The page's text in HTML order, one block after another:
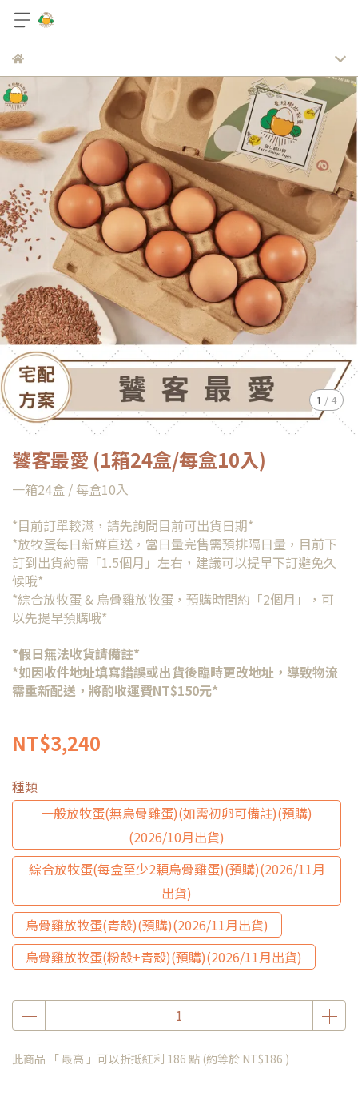
1 / 4
饕客最愛 (1箱24盒/每盒10入)
一箱24盒 / 每盒10入
*目前訂單較滿，請先詢問目前可出貨日期*
*放牧蛋每日新鮮直送，當日量完售需預排隔日量，目前下
訂到出貨約需「1.5個月」左右，建議可以提早下訂避免久
候哦*
*綜合放牧蛋 & 烏骨雞放牧蛋，預購時間約「2個月」，可
以先提早預購哦*
*假日無法收貨請備註*
*如因收件地址填寫錯誤或出貨後臨時更改地址，導致物流
需重新配送，將酌收運費NT$150元*
NT$3,240
種類
一般放牧蛋(無烏骨雞蛋)(如需初卵可備註)(預購)
(2026/10月出貨)
綜合放牧蛋(每盒至少2顆烏骨雞蛋)(預購)(2026/11月
出貨)
烏骨雞放牧蛋(青殼)(預購)(2026/11月出貨)
烏骨雞放牧蛋(粉殼+青殼)(預購)(2026/11月出貨)
此商品 「 最高 」可以折抵紅利 186 點 (約等於 NT$186 )